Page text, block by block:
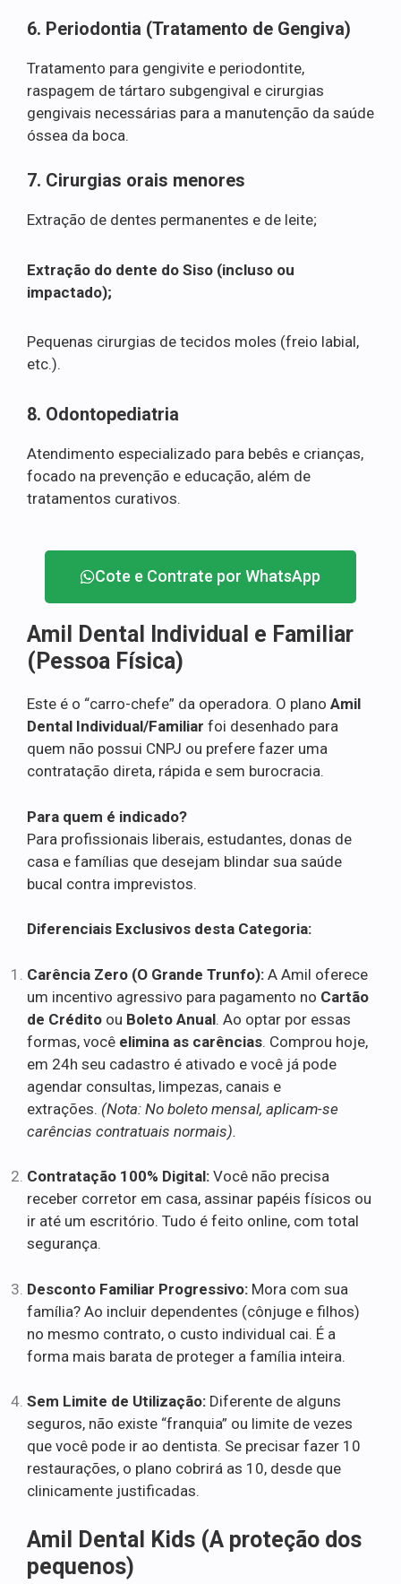
6. Periodontia (Tratamento de Gengiva)
Tratamento para gengivite e periodontite,
raspagem de tártaro subgengival e cirurgias
gengivais necessárias para a manutenção da saúde
óssea da boca.
7. Cirurgias orais menores
Extração de dentes permanentes e de leite;
Extração do dente do Siso (incluso ou
impactado);
Pequenas cirurgias de tecidos moles (freio labial,
etc.).
8. Odontopediatria
Atendimento especializado para bebês e crianças,
focado na prevenção e educação, além de
tratamentos curativos.
Cote e Contrate por WhatsApp
Amil Dental Individual e Familiar
(Pessoa Física)
Este é o “carro-chefe” da operadora. O plano Amil
Dental Individual/Familiar foi desenhado para
quem não possui CNPJ ou prefere fazer uma
contratação direta, rápida e sem burocracia.
Para quem é indicado?
Para profissionais liberais, estudantes, donas de
casa e famílias que desejam blindar sua saúde
bucal contra imprevistos.
Diferenciais Exclusivos desta Categoria:
Carência Zero (O Grande Trunfo): A Amil oferece
um incentivo agressivo para pagamento no Cartão
de Crédito ou Boleto Anual. Ao optar por essas
formas, você elimina as carências. Comprou hoje,
em 24h seu cadastro é ativado e você já pode
agendar consultas, limpezas, canais e
extrações. (Nota: No boleto mensal, aplicam-se
carências contratuais normais).
Contratação 100% Digital: Você não precisa
receber corretor em casa, assinar papéis físicos ou
ir até um escritório. Tudo é feito online, com total
segurança.
Desconto Familiar Progressivo: Mora com sua
família? Ao incluir dependentes (cônjuge e filhos)
no mesmo contrato, o custo individual cai. É a
forma mais barata de proteger a família inteira.
Sem Limite de Utilização: Diferente de alguns
seguros, não existe “franquia” ou limite de vezes
que você pode ir ao dentista. Se precisar fazer 10
restaurações, o plano cobrirá as 10, desde que
clinicamente justificadas.
Amil Dental Kids (A proteção dos
pequenos)